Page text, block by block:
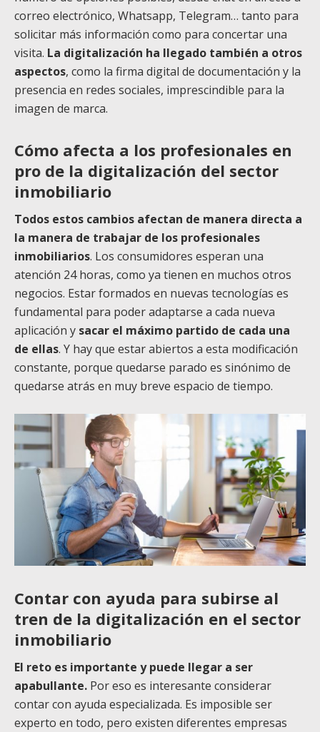
correo electrónico, Whatsapp, Telegram… tanto para
solicitar más información como para concertar una
visita. La digitalización ha llegado también a otros
aspectos, como la firma digital de documentación y la
presencia en redes sociales, imprescindible para la
imagen de marca.
Cómo afecta a los profesionales en
pro de la digitalización del sector
inmobiliario
Todos estos cambios afectan de manera directa a
la manera de trabajar de los profesionales
inmobiliarios. Los consumidores esperan una
atención 24 horas, como ya tienen en muchos otros
negocios. Estar formados en nuevas tecnologías es
fundamental para poder adaptarse a cada nueva
aplicación y sacar el máximo partido de cada una
de ellas. Y hay que estar abiertos a esta modificación
constante, porque quedarse parado es sinónimo de
quedarse atrás en muy breve espacio de tiempo.
Contar con ayuda para subirse al
tren de la digitalización en el sector
inmobiliario
El reto es importante y puede llegar a ser
apabullante. Por eso es interesante considerar
contar con ayuda especializada. Es imposible ser
experto en todo, pero existen diferentes empresas